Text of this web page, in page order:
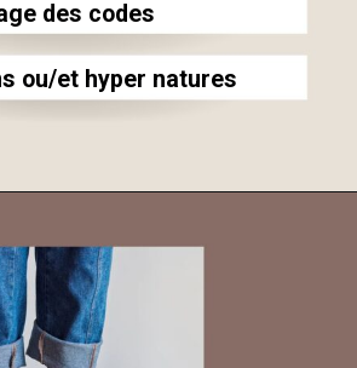
des codes
ou/et hyper natures